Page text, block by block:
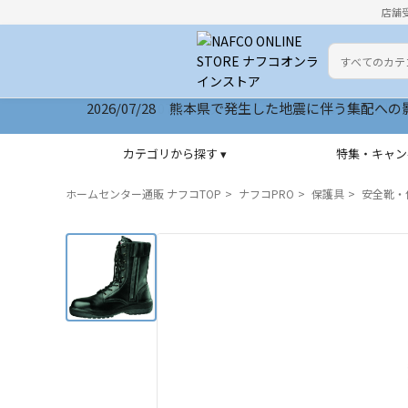
店舗
カテゴリ
検索キーワー
2026/07/28 サイトリニューアルいたしました
カテゴリから探す ▾ 特集・キャ
ホームセンター通販 ナフコTOP ナフコPRO 保護具 安全靴